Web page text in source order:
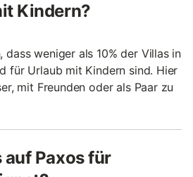
Kindern?
dass weniger als 10% der Villas in
für Urlaub mit Kindern sind. Hier
mit Freunden oder als Paar zu
auf Paxos für